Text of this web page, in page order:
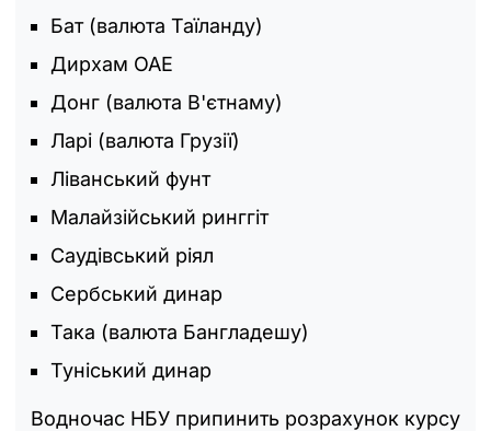
Бат (валюта Таїланду)
Дирхам ОАЕ
Донг (валюта В'єтнаму)
Ларі (валюта Грузії)
Ліванський фунт
Малайзійський ринггіт
Саудівський ріял
Сербський динар
Така (валюта Бангладешу)
Туніський динар
Водночас НБУ припинить розрахунок курсу